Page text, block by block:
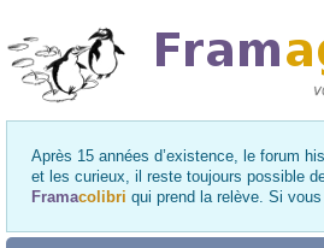
Après 15 années d’existence, le forum
et les curieux, il reste toujours possible
Framacolibri qui prend la relève. Si